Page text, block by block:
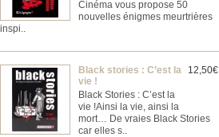
Cinéma vous propose 50
nouvelles énigmes meurtrières
inspi..
12,50€
Black stories : C’est la
vie !
Black Stories : C’est la
vie ! ​Ainsi la vie, ainsi la
mort… De vraies Black Stories
car elles s..